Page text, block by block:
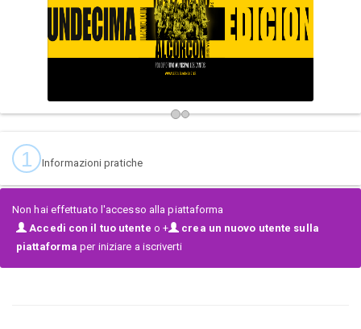
1 Informazioni pratiche
Non hai effettuato l'accesso alla piattaforma
Accedi con il tuo utente o +
crea un nuovo utente sulla
piattaforma per iniziare a iscriverti